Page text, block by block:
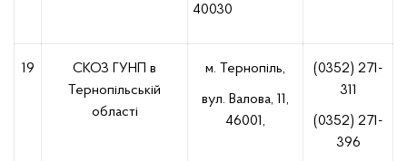
40030
19
СКОЗ ГУНП в
Тернопільській
області
м. Тернопіль,
вул. Валова, 11,
46001,
(0352) 271-
311
(0352) 271-
396